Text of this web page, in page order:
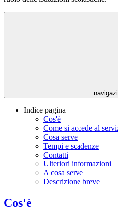
Indice pagina
Cos'è
Come si accede al
Cosa serve
Tempi e scadenze
Contatti
Ulteriori informazioni
A cosa serve
Descrizione breve
Cos'è